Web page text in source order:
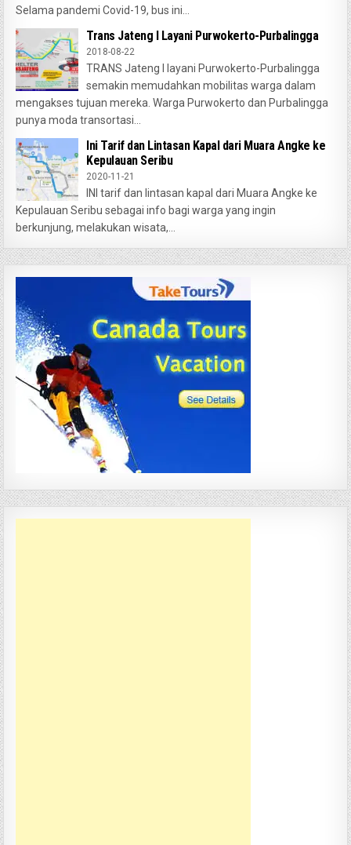
Selama pandemi Covid-19, bus ini...
Trans Jateng I Layani Purwokerto-Purbalingga
2018-08-22
TRANS Jateng I layani Purwokerto-Purbalingga
semakin memudahkan mobilitas warga dalam
mengakses tujuan mereka. Warga Purwokerto dan Purbalingga
punya moda transortasi...
Ini Tarif dan Lintasan Kapal dari Muara Angke ke
Kepulauan Seribu
2020-11-21
INI tarif dan lintasan kapal dari Muara Angke ke
Kepulauan Seribu sebagai info bagi warga yang ingin
berkunjung, melakukan wisata,...